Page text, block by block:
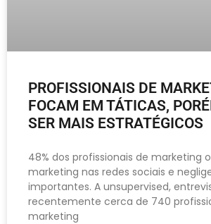
PROFISSIONAIS DE
FOCAM EM TÁTICAS,
SER MAIS ESTRATÉGICOS
48% dos profissionais de marketing
marketing nas redes sociais e
importantes. A unsupervised,
recentemente cerca de 740
marketing